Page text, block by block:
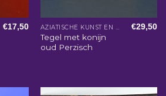
€17,50
Tegel met konijn
oud Perzisch
€29,50